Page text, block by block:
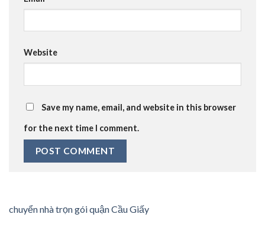
Website
Save my name, email, and website in this browser
for the next time I comment.
chuyển nhà trọn gói quận Cầu Giấy